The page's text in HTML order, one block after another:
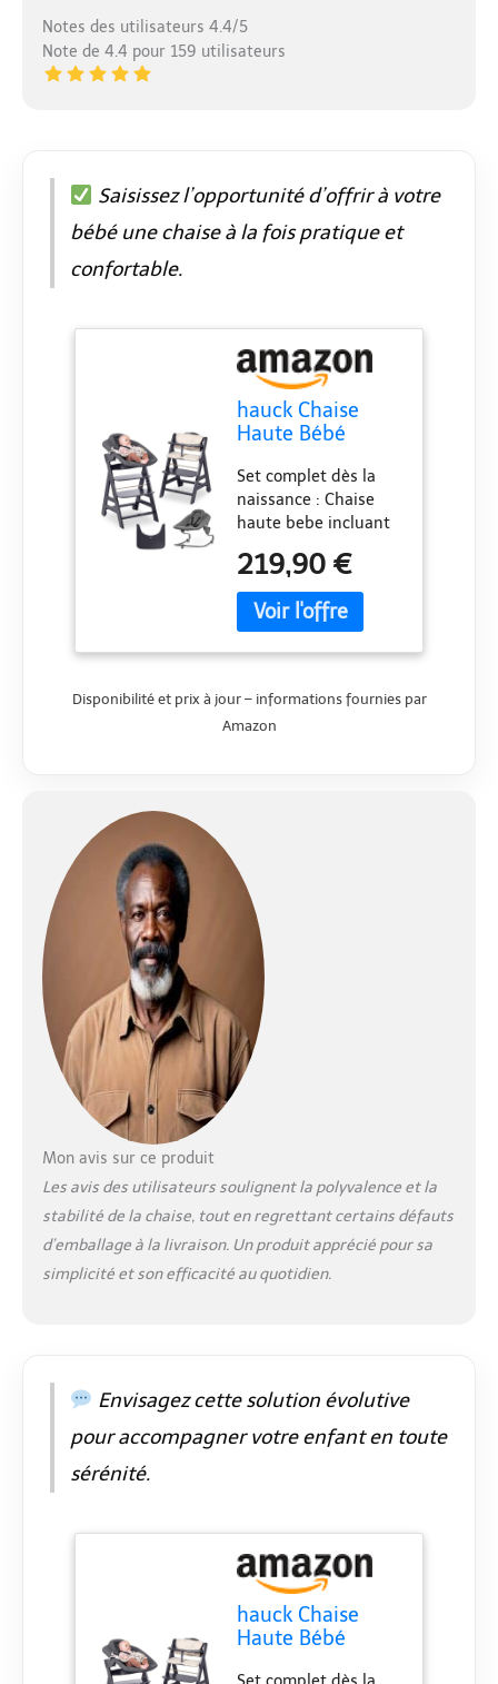
Notes des utilisateurs 4.4/5
Note de 4.4 pour 159 utilisateurs
Saisissez l’opportunité d’offrir à votre
bébé une chaise à la fois pratique et
confortable.
hauck Chaise
Haute Bébé
Nouveau-né
Premium - Dark
Grey
Set complet dès la
naissance : Chaise
haute bebe incluant
tablette repas et
harnais pour
permettre à bébé de
ses premiers mois
confortable : Assise
en coton respirant
Chaise haute bois
équipée de roulettes
anti-basculement,
harnais 5 points et
arceau de sécurité
pour une stabilité et
une sécurité accrues
Chaise haute bébé
evolutive : Hauteur et
profondeur de
de l’enfant ; robuste,
supporte jusqu’à 90
kg Respect de
l’environnement :
Chaise haute
219,90 €
Disponibilité et prix à jour – informations fournies par
Amazon
Mon avis sur ce produit
Les avis des utilisateurs soulignent la polyvalence et la
stabilité de la chaise, tout en regrettant certains défauts
d’emballage à la livraison. Un produit apprécié pour sa
simplicité et son efficacité au quotidien.
Envisagez cette solution évolutive
pour accompagner votre enfant en toute
sérénité.
hauck Chaise
Haute Bébé